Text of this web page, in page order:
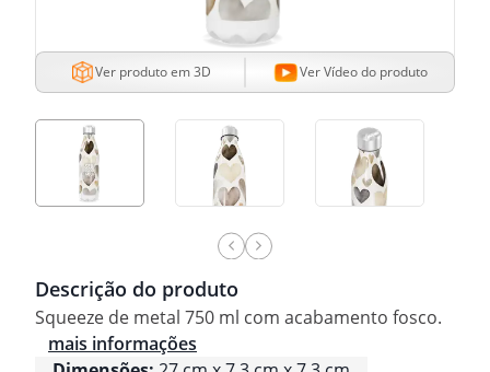
Ver produto em 3D Ver Vídeo do produto
Descrição do produto
Squeeze de metal 750 ml com acabamento fosco.
mais informações